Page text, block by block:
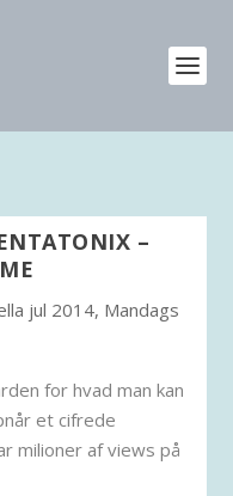
–
jul 2014, Mandags
for hvad man kan
et cifrede
milioner af views på